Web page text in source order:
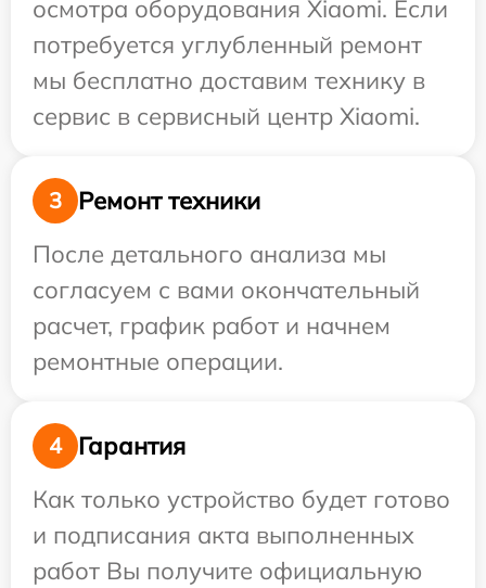
осмотра оборудования Xiaomi. Если
потребуется углубленный ремонт
мы бесплатно доставим технику в
сервис в сервисный центр Xiaomi.
3
Ремонт техники
После детального анализа мы
согласуем с вами окончательный
расчет, график работ и начнем
ремонтные операции.
4
Гарантия
Как только устройство будет готово
и подписания акта выполненных
работ Вы получите официальную